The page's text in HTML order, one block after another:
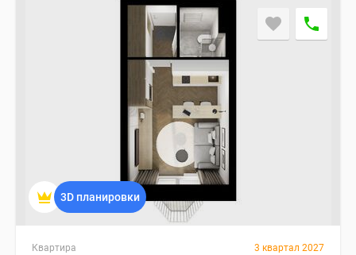
3D планировки
Квартира 3 квартал 2027